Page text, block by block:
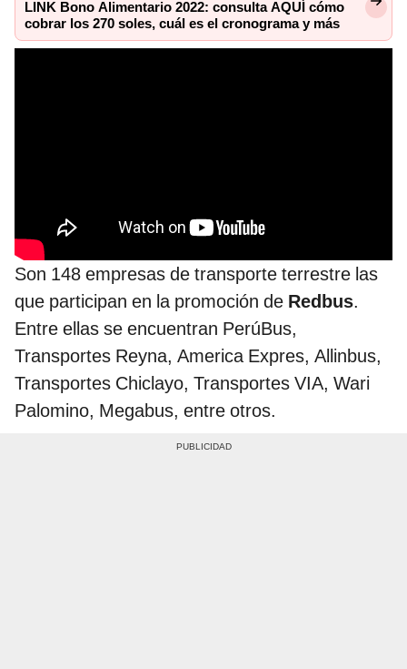
LINK Bono Alimentario 2022: consulta AQUÍ cómo
cobrar los 270 soles, cuál es el cronograma y más
Son 148 empresas de transporte terrestre las
que participan en la promoción de Redbus.
Entre ellas se encuentran PerúBus,
Transportes Reyna, America Expres, Allinbus,
Transportes Chiclayo, Transportes VIA, Wari
Palomino, Megabus, entre otros.